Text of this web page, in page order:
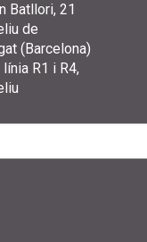
Batllori, 21
de
(Barcelona)
línia R1 i R4,